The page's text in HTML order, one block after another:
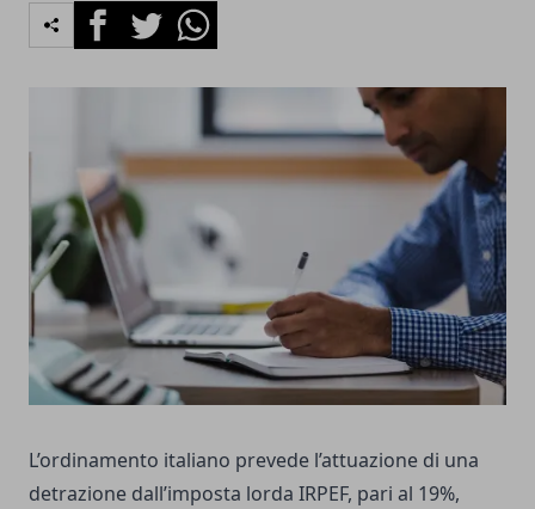
FacebookTwitterWhatsapp
L’ordinamento italiano prevede l’attuazione di una
detrazione dall’imposta lorda IRPEF, pari al 19%,